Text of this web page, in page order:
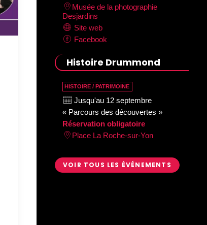
Musée de la photographie
Desjardins
Site web
Facebook
Histoire Drummond
HISTOIRE / PATRIMOINE
Jusqu'au 12 septembre
« Parcours des découvertes »
Réservation obligatoire
Place La Roche-sur-Yon
VOIR TOUS LES ÉVÉNEMENTS